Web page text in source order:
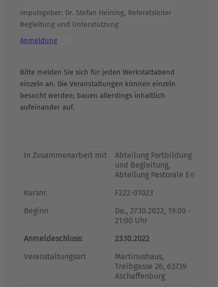
Impulsgeber: Dr. Stefan Heining, Referatsleiter
Begleitung und Unterstützung
Anmeldung
Bitte melden Sie sich für jeden Werkstattabend
einzeln an. Die Veranstaltungen können einzeln
besucht werden; bauen allerdings inhaltlich
aufeinander auf.
In Zusammenarbeit mit
Abteilung Fortbildung
und Begleitung,
Abteilung Pastorale En
Kursnr.
F222-01023
Beginn
Do., 27.10.2022, 19:00 -
21:00 Uhr
Anmeldeschluss:
23.10.2022
Veranstaltungsort
Martinushaus,
Treibgasse 26, 63739
Aschaffenburg